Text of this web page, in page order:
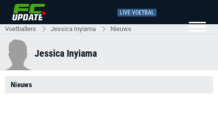
LIVE VOETBAL
Voetballers Jessica Inyiama Nieuws
Jessica Inyiama
Nieuws